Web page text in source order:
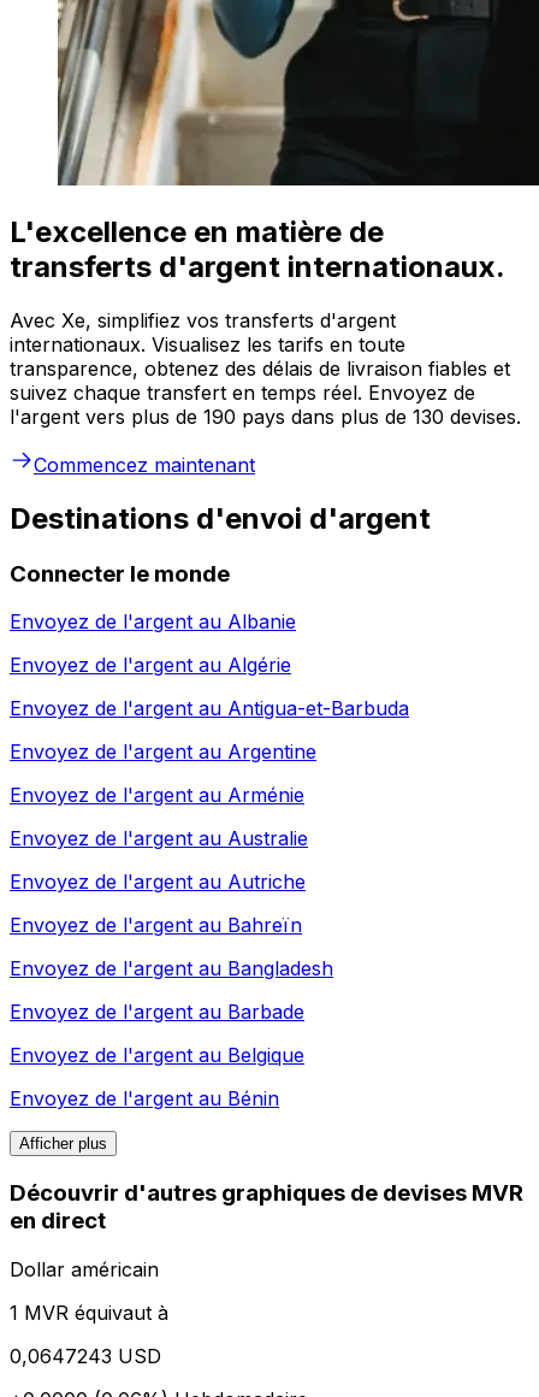
L'excellence en matière de
transferts d'argent internationaux.
Avec Xe, simplifiez vos transferts d'argent
internationaux. Visualisez les tarifs en toute
transparence, obtenez des délais de livraison fiables et
suivez chaque transfert en temps réel. Envoyez de
l'argent vers plus de 190 pays dans plus de 130 devises.
Commencez maintenant
Destinations d'envoi d'argent
Connecter le monde
Envoyez de l'argent au Albanie
Envoyez de l'argent au Algérie
Envoyez de l'argent au Antigua-et-Barbuda
Envoyez de l'argent au Argentine
Envoyez de l'argent au Arménie
Envoyez de l'argent au Australie
Envoyez de l'argent au Autriche
Envoyez de l'argent au Bahreïn
Envoyez de l'argent au Bangladesh
Envoyez de l'argent au Barbade
Envoyez de l'argent au Belgique
Envoyez de l'argent au Bénin
Afficher plus
Découvrir d'autres graphiques de devises MVR
en direct
Dollar américain
1 MVR équivaut à
0,0647243 USD